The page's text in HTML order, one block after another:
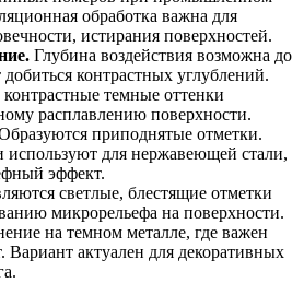
обработка важна для
истирания поверхностей.
Глубина воздействия возможна до
контрастных углублений.
темные оттенки
расплавлению поверхности.
приподнятые отметки.
используют для нержавеющей стали,
эффект.
светлые, блестящие отметки
микрорельефа на поверхности.
на темном металле, где важен
Вариант актуален для декоративных